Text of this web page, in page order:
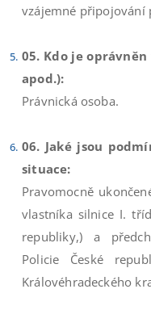
vzájemné připojování
05. Kdo je
apod.):
Právnická osoba.
06. Jaké jsou
situace:
Pravomocně
vlastníka silnice I.
republiky,) a
Policie České
Královéhradeckého